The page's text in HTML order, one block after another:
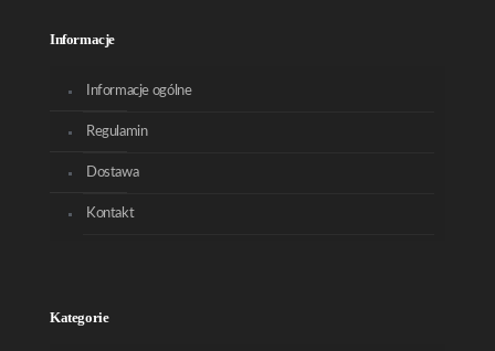
Informacje
Informacje ogólne
Regulamin
Dostawa
Kontakt
Kategorie